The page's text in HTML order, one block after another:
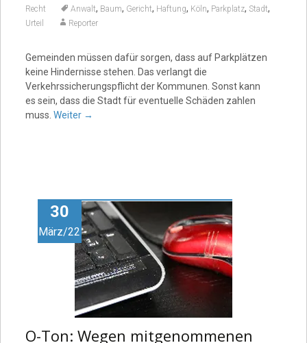
Recht Anwalt, Baum, Gericht, Haftung, Köln, Parkplatz, Stadt,
Urteil Reporter
Gemeinden müssen dafür sorgen, dass auf Parkplätzen
keine Hindernisse stehen. Das verlangt die
Verkehrssicherungspflicht der Kommunen. Sonst kann
es sein, dass die Stadt für eventuelle Schäden zahlen
muss. Weiter →
30
März/22
O-Ton: Wegen mitgenommenen